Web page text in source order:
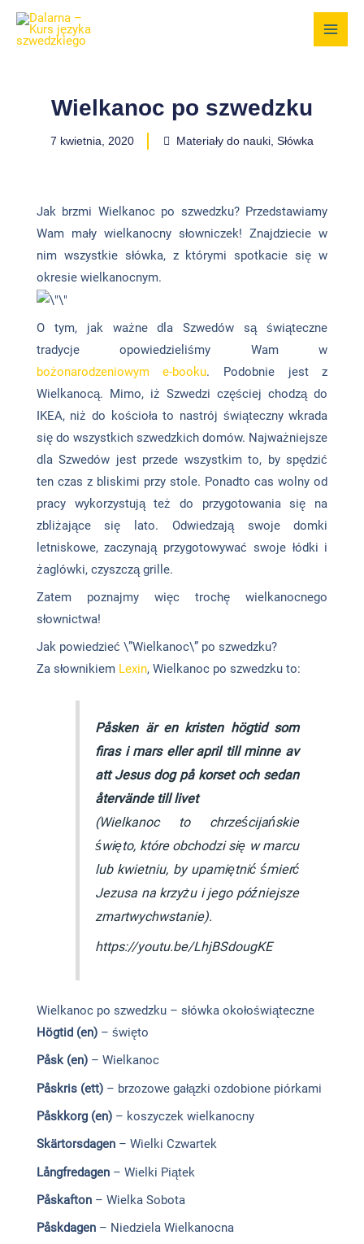
Przejdź
Wielkanoc po szwedzku
7 kwietnia, 2020 Materiały do nauki Słówka
Jak brzmi Wielkanoc po szwedzku? Przedstawiamy
Wam mały wielkanocny słowniczek! Znajdziecie w
nim wszystkie słówka, z którymi spotkacie się w
okresie wielkanocnym.
O tym, jak ważne dla Szwedów są świąteczne
tradycje opowiedzieliśmy Wam w
bożonarodzeniowym e-booku. Podobnie jest z
Wielkanocą. Mimo, iż Szwedzi częściej chodzą do
IKEA, niż do kościoła to nastrój świąteczny wkrada
się do wszystkich szwedzkich domów. Najważniejsze
dla Szwedów jest przede wszystkim to, by spędzić
ten czas z bliskimi przy stole. Ponadto cas wolny od
pracy wykorzystują też do przygotowania się na
zbliżające się lato. Odwiedzają swoje domki
letniskowe, zaczynają przygotowywać swoje łódki i
żaglówki, czyszczą grille.
Zatem poznajmy więc trochę wielkanocnego
słownictwa!
Jak powiedzieć \”Wielkanoc\” po szwedzku?
Za słownikiem Lexin, Wielkanoc po szwedzku to:
Påsken är en kristen högtid som
firas i mars eller april till minne av
att Jesus dog på korset och sedan
återvände till livet
(Wielkanoc to chrześcijańskie
święto, które obchodzi się w marcu
lub kwietniu, by upamiętnić śmierć
Jezusa na krzyżu i jego późniejsze
zmartwychwstanie).
https://youtu.be/LhjBSdougKE
Wielkanoc po szwedzku – słówka okołoświąteczne
Högtid (en) – święto
Påsk (en)– Wielkanoc
Påskris (ett)– brzozowe gałązki ozdobione piórkami
Påskkorg (en)– koszyczek wielkanocny
Skärtorsdagen– Wielki Czwartek
Långfredagen– Wielki Piątek
Påskafton– Wielka Sobota
Påskdagen– Niedziela Wielkanocna